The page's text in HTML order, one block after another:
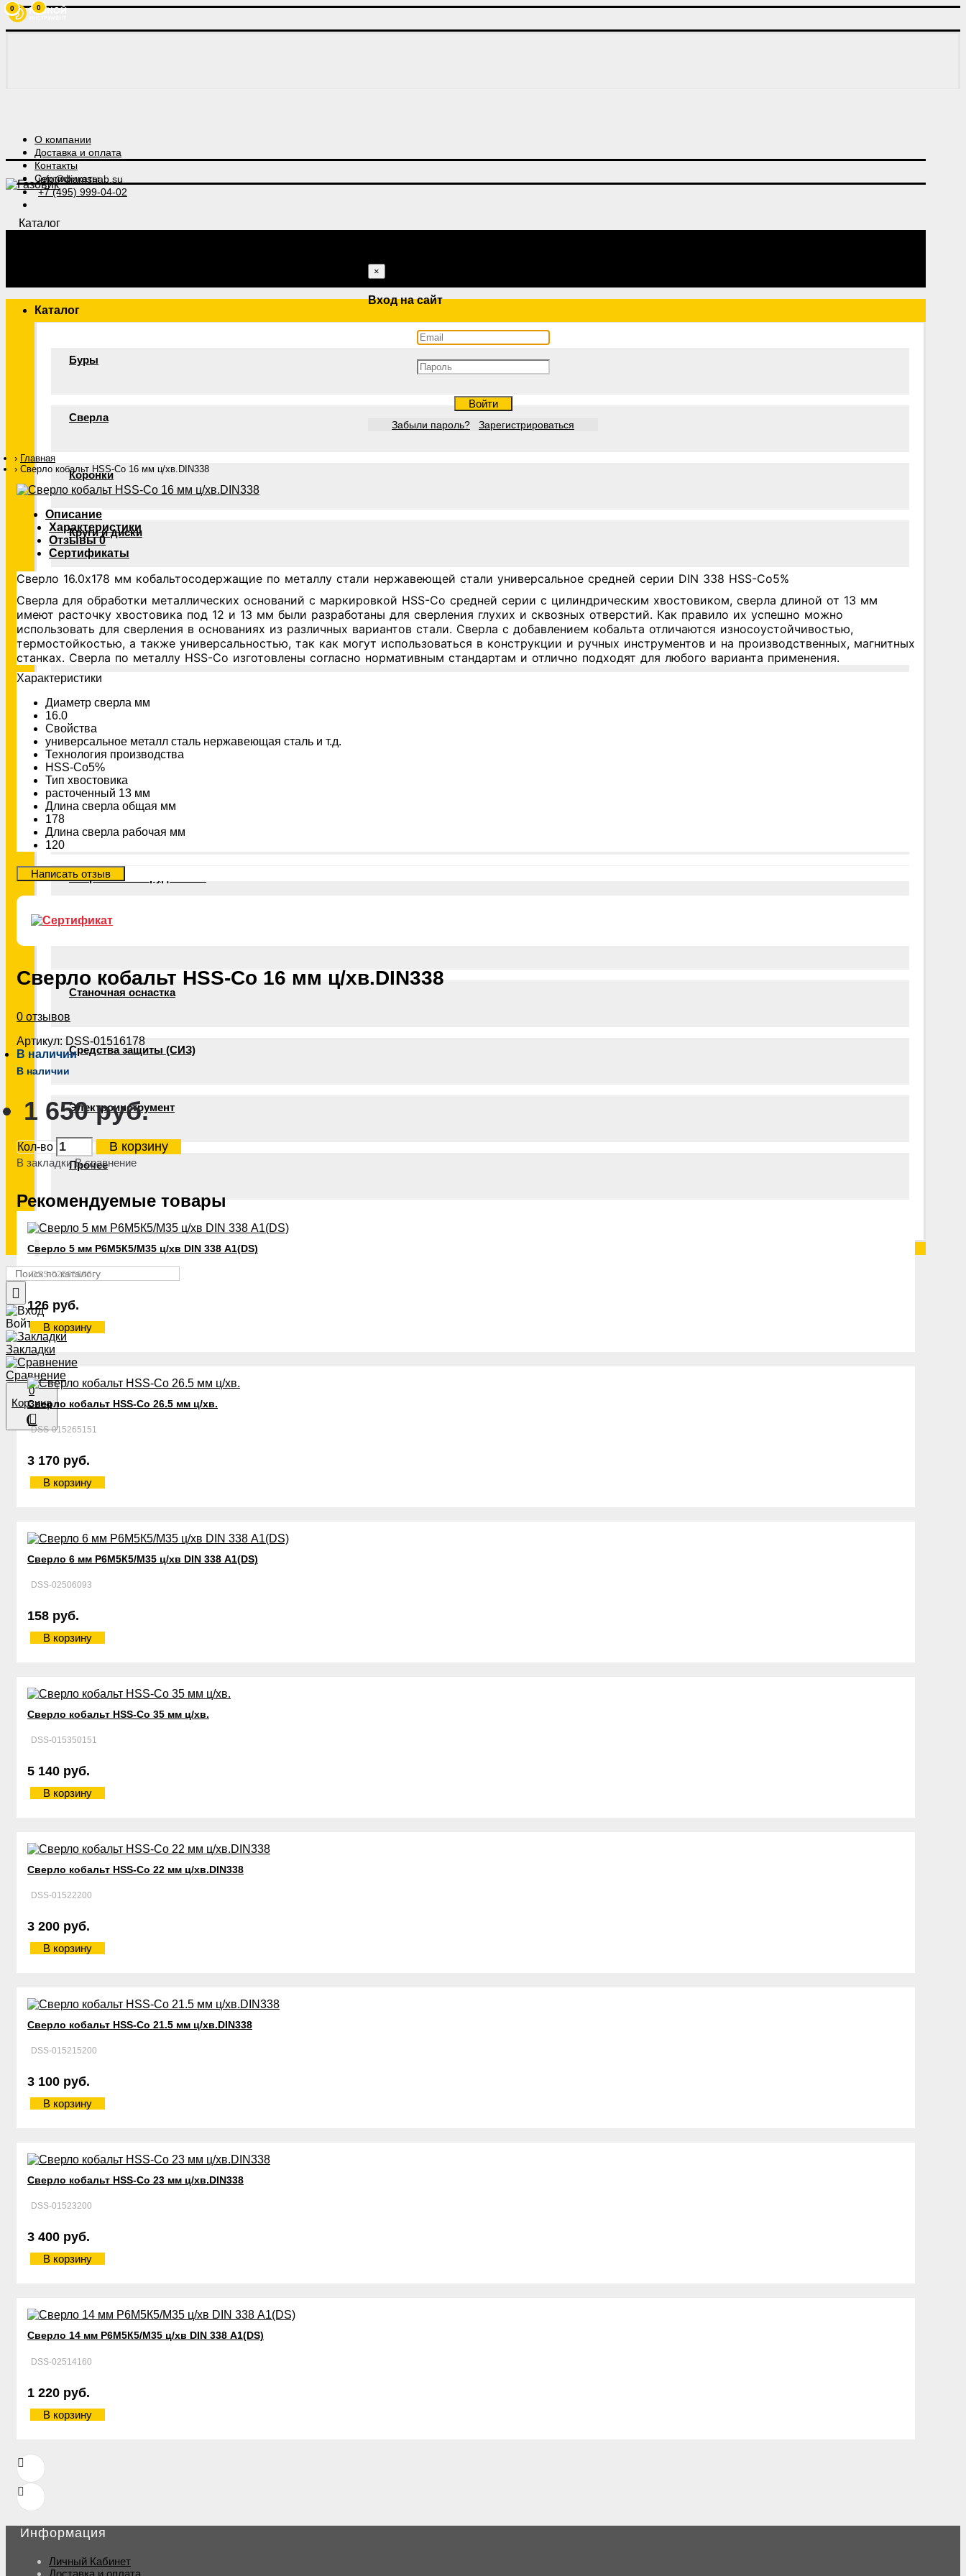
О компании
Доставка и оплата
Контакты
Сертификаты
info@diamsnab.su
+7 (495) 999-04-02
0
Каталог
Каталог
Буры
Сверла
Коронки
Круги и диски
Ключи и биты
Шлифовальный инструмент
Резьбонарезной инструмент
Сварочное оборудование
Станочная оснастка
Средства защиты (СИЗ)
Электроинструмент
Прочее
Войти
0
Закладки
Сравнение
0
Корзина
×
Вход на сайт
Войти
Забыли пароль? Зарегистрироваться
Главная
Сверло кобальт HSS-Со 16 мм ц/хв.DIN338
Описание
Характеристики
Отзывы0
Сертификаты
Сверло 16.0х178 мм кобальтосодержащие по металлу стали нержавеющей стали универсальное средней серии DIN 338 HSS-Co5%
Сверла для обработки металлических оснований с маркировкой HSS-Co средней серии с цилиндрическим хвостовиком, сверла длиной от 13 мм
имеют расточку хвостовика под 12 и 13 мм были разработаны для сверления глухих и сквозных отверстий. Как правило их успешно можно
использовать для сверления в основаниях из различных вариантов стали. Сверла с добавлением кобальта отличаются износоустойчивостью,
термостойкостью, а также универсальностью, так как могут использоваться в конструкции и ручных инструментов и на производственных, магнитных
станках. Сверла по металлу HSS-Co изготовлены согласно нормативным стандартам и отлично подходят для любого варианта применения.
Xарактеристики
Диаметр сверла мм
16.0
Свойства
универсальное металл сталь нержавеющая сталь и т.д.
Технология производства
HSS-Co5%
Тип хвостовика
расточенный 13 мм
Длина сверла общая мм
178
Длина сверла рабочая мм
120
Сверло кобальт HSS-Со 16 мм ц/хв.DIN338
0 отзывов
Артикул: DSS-01516178
В наличии
В наличии
1 650 руб.
Кол-во В корзину
В закладки В сравнение
Рекомендуемые товары
Сверло 5 мм Р6М5К5/М35 ц/хв DIN 338 А1(DS)
DSS-02505086
126 руб.
В корзину
Сверло кобальт HSS-Со 26.5 мм ц/хв.
DSS-015265151
3 170 руб.
В корзину
Сверло 6 мм Р6М5К5/М35 ц/хв DIN 338 А1(DS)
DSS-02506093
158 руб.
В корзину
Сверло кобальт HSS-Со 35 мм ц/хв.
DSS-015350151
5 140 руб.
В корзину
Сверло кобальт HSS-Со 22 мм ц/хв.DIN338
DSS-01522200
3 200 руб.
В корзину
Сверло кобальт HSS-Со 21.5 мм ц/хв.DIN338
DSS-015215200
3 100 руб.
В корзину
Сверло кобальт HSS-Со 23 мм ц/хв.DIN338
DSS-01523200
3 400 руб.
В корзину
Сверло 14 мм Р6М5К5/М35 ц/хв DIN 338 А1(DS)
DSS-02514160
1 220 руб.
В корзину
Информация
Личный Кабинет
Доставка и оплата